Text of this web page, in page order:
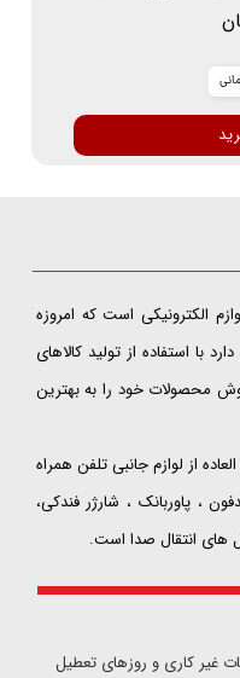
الکترونیکی است که امروزه
با استفاده از تولید کالاهای
محصولات خود را به بهترین
از لوازم جانبی تلفن همراه
، پاوربانک ، شارژر فندکی،
های انتقال صدا است.
غیر کاری و روزهای تعطیل